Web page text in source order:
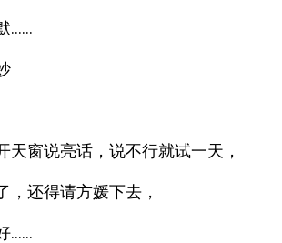
……
天窗说亮话，说不行就试一天，
，还得请方媛下去，
……